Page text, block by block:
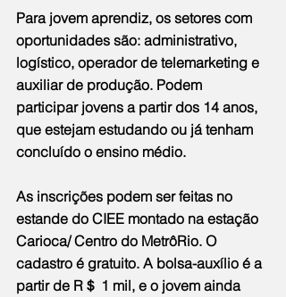
Para jovem aprendiz, os setores com
oportunidades são: administrativo,
logístico, operador de telemarketing e
auxiliar de produção. Podem
participar jovens a partir dos 14 anos,
que estejam estudando ou já tenham
concluído o ensino médio.
As inscrições podem ser feitas no
estande do CIEE montado na estação
Carioca/ Centro do MetrôRio. O
cadastro é gratuito. A bolsa-auxílio é a
partir de R＄ 1 mil, e o jovem ainda